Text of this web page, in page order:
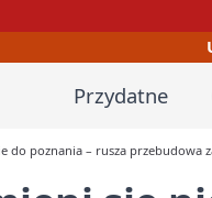
Przydatne
do poznania – rusza przebudowa